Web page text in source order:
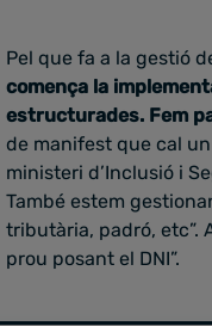
Pel que fa a la gestió
comença la
estructurades. Fem
de manifest que cal
ministeri d’Inclusió i
També estem
tributària, padró, etc”.
prou posant el DNI”.